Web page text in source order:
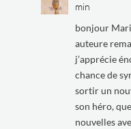
min
bonjour
auteure
j’apprécie
chance de
sortir un
son héro,
nouvelles